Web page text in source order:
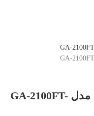
ساعت مچی کاسیو جی شاک مدل GA-2100FT-